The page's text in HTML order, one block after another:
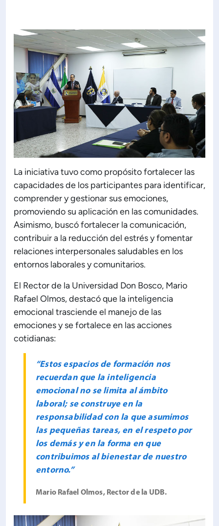
Acreditaciones
Boletín de noticias
Línea de tiempo
La iniciativa tuvo como propósito fortalecer las
capacidades de los participantes para identificar,
comprender y gestionar sus emociones,
promoviendo su aplicación en las comunidades.
Asimismo, buscó fortalecer la comunicación,
contribuir a la reducción del estrés y fomentar
relaciones interpersonales saludables en los
entornos laborales y comunitarios.
El Rector de la Universidad Don Bosco, Mario
Rafael Olmos, destacó que la inteligencia
emocional trasciende el manejo de las
emociones y se fortalece en las acciones
cotidianas:
“Estos espacios de formación nos
recuerdan que la inteligencia
emocional no se limita al ámbito
laboral; se construye en la
responsabilidad con la que asumimos
las pequeñas tareas, en el respeto por
los demás y en la forma en que
contribuimos al bienestar de nuestro
entorno.”
Mario Rafael Olmos, Rector de la UDB.